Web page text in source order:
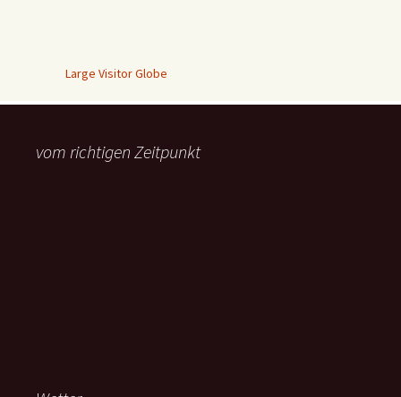
Large Visitor Globe
vom richtigen Zeitpunkt